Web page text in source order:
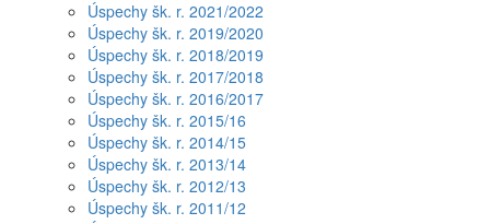
Úspechy šk. r. 2021/2022
Úspechy šk. r. 2019/2020
Úspechy šk. r. 2018/2019
Úspechy šk. r. 2017/2018
Úspechy šk. r. 2016/2017
Úspechy šk. r. 2015/16
Úspechy šk. r. 2014/15
Úspechy šk. r. 2013/14
Úspechy šk. r. 2012/13
Úspechy šk. r. 2011/12